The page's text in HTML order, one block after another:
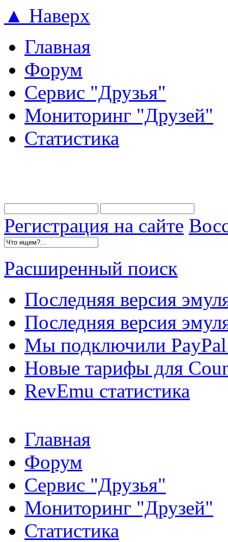
▲ Наверх
Главная
Форум
Сервис "Друзья"
Мониторинг "Друзей"
Статистика
Регистрация на сайте
Расширенный поиск
Последняя версия
Последняя версия
Мы подключили PayPal
Новые тарифы для
RevEmu статистика
Главная
Форум
Сервис "Друзья"
Мониторинг "Друзей"
Статистика